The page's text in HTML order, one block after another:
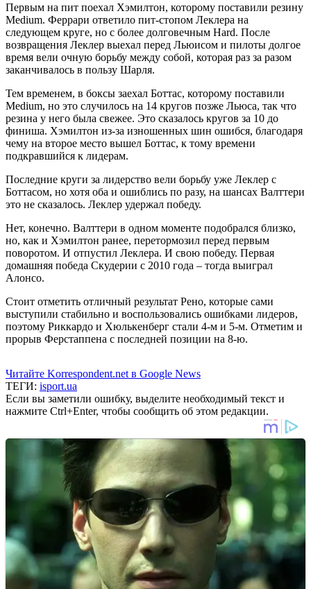
Первым на пит поехал Хэмилтон, которому поставили резину
Medium. Феррари ответило пит-стопом Леклера на
следующем круге, но с более долговечным Hard. После
возвращения Леклер выехал перед Льюисом и пилоты долгое
время вели очную борьбу между собой, которая раз за разом
заканчивалось в пользу Шарля.
Тем временем, в боксы заехал Боттас, которому поставили
Medium, но это случилось на 14 кругов позже Льюса, так что
резина у него была свежее. Это сказалось кругов за 10 до
финиша. Хэмилтон из-за изношенных шин ошибся, благодаря
чему на второе место вышел Боттас, к тому времени
подкравшийся к лидерам.
Последние круги за лидерство вели борьбу уже Леклер с
Боттасом, но хотя оба и ошиблись по разу, на шансах Валттери
это не сказалось. Леклер удержал победу.
Нет, конечно. Валттери в одном моменте подобрался близко,
но, как и Хэмилтон ранее, перетормозил перед первым
поворотом. И отпустил Леклера. И свою победу. Первая
домашняя победа Скудерии с 2010 года – тогда выиграл
Алонсо.
Стоит отметить отличный результат Рено, которые сами
выступили стабильно и воспользовались ошибками лидеров,
поэтому Риккардо и Хюлькенберг стали 4-м и 5-м. Отметим и
прорыв Ферстаппена с последней позиции на 8-ю.
Читайте Korrespondent.net в Google News
ТЕГИ: isport.ua
Если вы заметили ошибку, выделите необходимый текст и
нажмите Ctrl+Enter, чтобы сообщить об этом редакции.